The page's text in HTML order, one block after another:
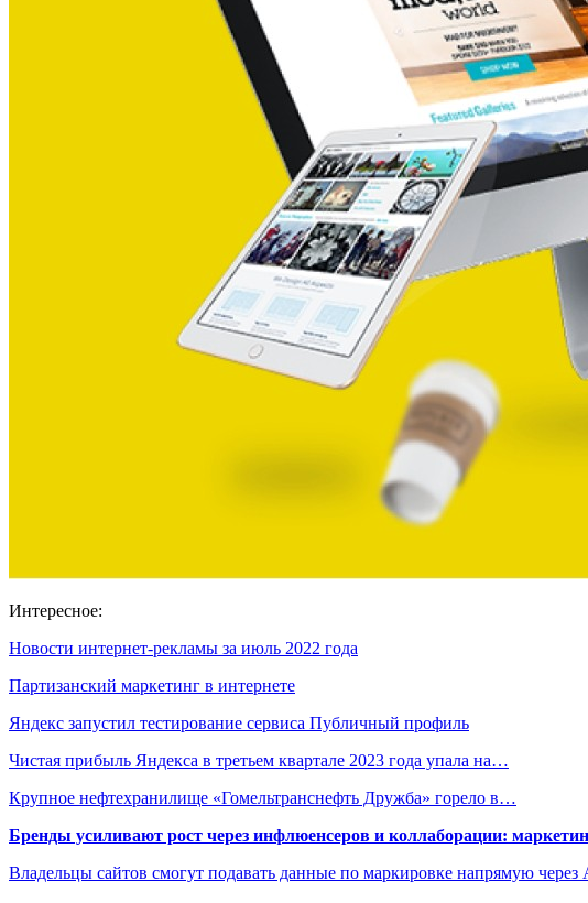
Интересное:
Новости интернет-рекламы за июль 2022 года
Партизанский маркетинг в интернете
Яндекс запустил тестирование сервиса Публичный профиль
Чистая прибыль Яндекса в третьем квартале 2023 года упала на…
Крупное нефтехранилище «Гомельтранснефть Дружба» горело в…
Бренды усиливают рост через инфлюенсеров и коллаборации:
Владельцы сайтов смогут подавать данные по маркировке напрямую через